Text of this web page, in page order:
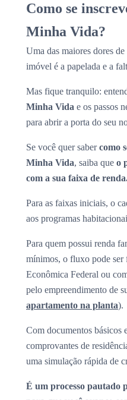
Como se
Minha Vida?
Uma das maiores dores
imóvel é a papelada e a
Mas fique tranquilo:
Minha Vida e os passos
para abrir a porta do seu
Se você quer sabercomo
Minha Vida, saiba que o
com a sua faixa de
Para as faixas iniciais, o
aos programas
Para quem possui renda
mínimos, o fluxo pode ser
Econômica Federal ou
pelo empreendimento de
apartamento na planta).
Com documentos básicos
comprovantes de
uma simulação rápida de
É um processo pautado